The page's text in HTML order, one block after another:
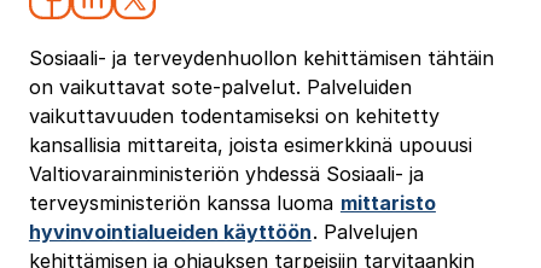
Sosiaali- ja terveydenhuollon kehittämisen tähtäin
on vaikuttavat sote-palvelut. Palveluiden
vaikuttavuuden todentamiseksi on kehitetty
kansallisia mittareita, joista esimerkkinä upouusi
Valtiovarainministeriön yhdessä Sosiaali- ja
terveysministeriön kanssa luoma mittaristo
hyvinvointialueiden käyttöön. Palvelujen
kehittämisen ja ohjauksen tarpeisiin tarvitaankin